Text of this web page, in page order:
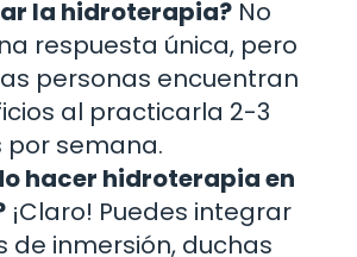
la hidroterapia? No
respuesta única, pero
personas encuentran
al practicarla 2-3
por semana.
hacer hidroterapia en
¡Claro! Puedes integrar
de inmersión, duchas